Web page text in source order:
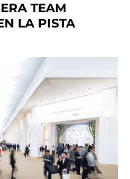
TEAM
LA PISTA